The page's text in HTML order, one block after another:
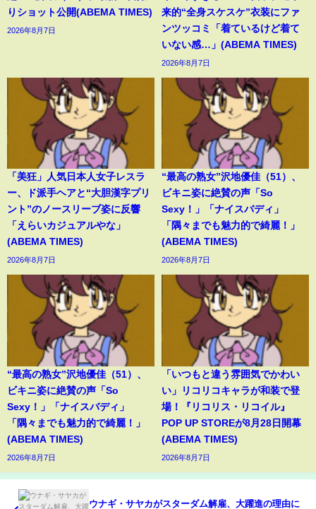
りショット公開(ABEMA TIMES)
2026年8月7日
来的“全身スケスケ”衣装にファ
ンツッコミ「着ているけど着て
いない感…」(ABEMA TIMES)
2026年8月7日
「美狂」人気日本人女子レスラ
ー、ド派手ヘアと“大胆漢字プリ
ント”のノースリーブ姿に反響
「えらいカジュアルやな」
(ABEMA TIMES)
2026年8月7日
“最高の熟女”沢地優佳（51）、
ビキニ姿に絶賛の声「So
Sexy！」「ナイスバディ」
「隅々までも魅力的で綺麗！」
(ABEMA TIMES)
2026年8月7日
“最高の熟女”沢地優佳（51）、
ビキニ姿に絶賛の声「So
Sexy！」「ナイスバディ」
「隅々までも魅力的で綺麗！」
(ABEMA TIMES)
2026年8月7日
「いつもと違う雰囲気でかわい
い」リコリコキャラが和装で登
場！『リコリス・リコイル』
POP UP STOREが8月28日開幕
(ABEMA TIMES)
2026年8月7日
ウナギ・サヤカがスターダム解雇、大躍進の理由に